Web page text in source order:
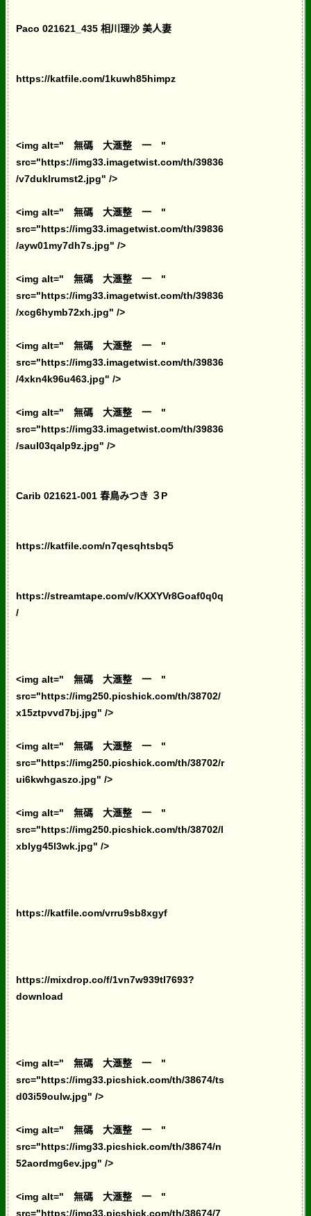
Paco 021621_435 相川理沙 美人妻
https://katfile.com/1kuwh85himpz
<img alt=" 無碼 大滙整 一 "
src="https://img33.imagetwist.com/th/39836
/v7duklrumst2.jpg" />
<img alt=" 無碼 大滙整 一 "
src="https://img33.imagetwist.com/th/39836
/ayw01my7dh7s.jpg" />
<img alt=" 無碼 大滙整 一 "
src="https://img33.imagetwist.com/th/39836
/xcg6hymb72xh.jpg" />
<img alt=" 無碼 大滙整 一 "
src="https://img33.imagetwist.com/th/39836
/4xkn4k96u463.jpg" />
<img alt=" 無碼 大滙整 一 "
src="https://img33.imagetwist.com/th/39836
/saul03qalp9z.jpg" />
Carib 021621-001 春鳥みつき ３P
https://katfile.com/n7qesqhtsbq5
https://streamtape.com/v/KXXYVr8Goaf0q0q
/
<img alt=" 無碼 大滙整 一 "
src="https://img250.picshick.com/th/38702/
x15ztpvvd7bj.jpg" />
<img alt=" 無碼 大滙整 一 "
src="https://img250.picshick.com/th/38702/r
ui6kwhgaszo.jpg" />
<img alt=" 無碼 大滙整 一 "
src="https://img250.picshick.com/th/38702/l
xblyg45l3wk.jpg" />
https://katfile.com/vrru9sb8xgyf
https://mixdrop.co/f/1vn7w939tl7693?
download
<img alt=" 無碼 大滙整 一 "
src="https://img33.picshick.com/th/38674/ts
d03i59oulw.jpg" />
<img alt=" 無碼 大滙整 一 "
src="https://img33.picshick.com/th/38674/n
52aordmg6ev.jpg" />
<img alt=" 無碼 大滙整 一 "
src="https://img33.picshick.com/th/38674/7